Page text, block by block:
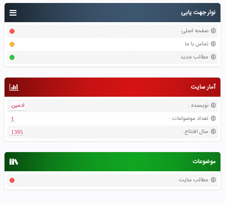
نوار جهت یابی
صفحه اصلی
تماس با ما
مطالب جدید
آمار سایت
نویسنده :
ادمین
تعداد موضواعات :
1
سال افتتاح :
1395
موضوعات
مطالب سایت